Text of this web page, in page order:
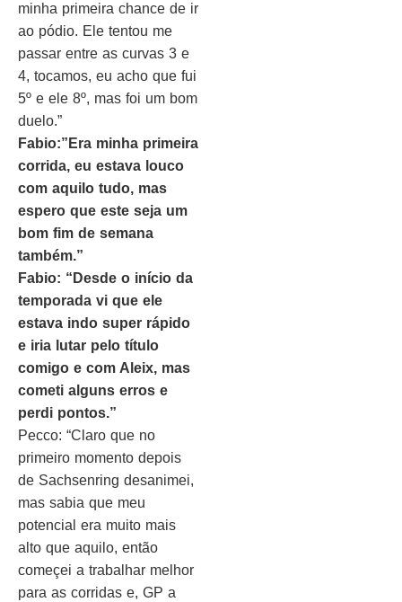
minha primeira chance de ir
ao pódio. Ele tentou me
passar entre as curvas 3 e
4, tocamos, eu acho que fui
5º e ele 8º, mas foi um bom
duelo.”
Fabio:”Era minha primeira
corrida, eu estava louco
com aquilo tudo, mas
espero que este seja um
bom fim de semana
também.”
Fabio: “Desde o início da
temporada vi que ele
estava indo super rápido
e iria lutar pelo título
comigo e com Aleix, mas
cometi alguns erros e
perdi pontos.”
Pecco: “Claro que no
primeiro momento depois
de Sachsenring desanimei,
mas sabia que meu
potencial era muito mais
alto que aquilo, então
começei a trabalhar melhor
para as corridas e, GP a